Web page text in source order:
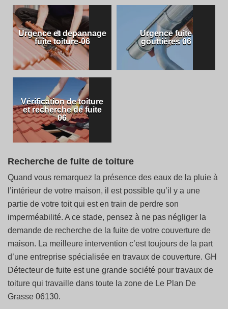
Urgence et depannage
fuite toiture-06
Urgence fuite
gouttières 06
Vérification de toiture
et recherche de fuite
06
Recherche de fuite de toiture
Quand vous remarquez la présence des eaux de la pluie à
l’intérieur de votre maison, il est possible qu’il y a une
partie de votre toit qui est en train de perdre son
imperméabilité. A ce stade, pensez à ne pas négliger la
demande de recherche de la fuite de votre couverture de
maison. La meilleure intervention c’est toujours de la part
d’une entreprise spécialisée en travaux de couverture. GH
Détecteur de fuite est une grande société pour travaux de
toiture qui travaille dans toute la zone de Le Plan De
Grasse 06130.